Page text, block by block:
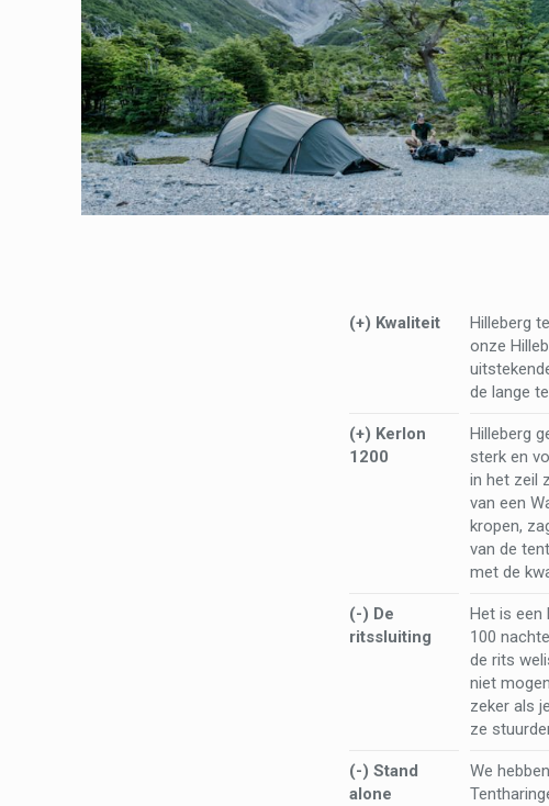
(+) Kwaliteit
Hilleberg
onze
de lange
(+) Kerlon
1200
Hilleberg
sterk en
in het zeil
van een
kropen,
van de
met de
(-) De
ritssluiting
Het is een
100
de rits
niet
zeker als
ze
(-) Stand
alone
We